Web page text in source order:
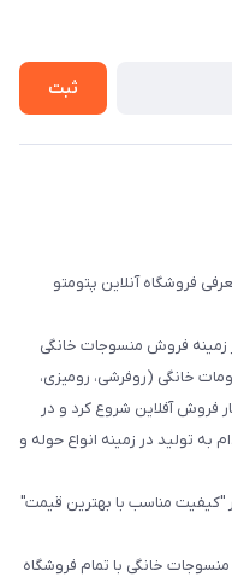
ثبت
فروشگاه آنلاین پتومتو
پتومتو فعالیت خود را از سال 1393در زمینه فروش منسوجات خانگی
خانگی (روفرشی، رومیزی،
فروش آفلاین شروع کرد و در
به تولید در زمینه انواع حوله و
"کیفیت مناسب با بهترین قیمت"
خانگی با تمام فروشگاه